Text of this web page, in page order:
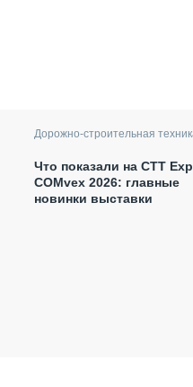
Дорожно-строительная
Что показали на CTT
COMvex 2026: главные
новинки выставки